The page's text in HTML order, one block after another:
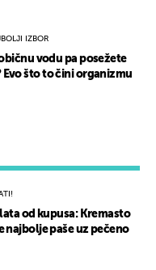
od kupusa: Kremasto
najbolje paše uz pečeno
IZBOR
vodu pa posežete
što to čini organizmu